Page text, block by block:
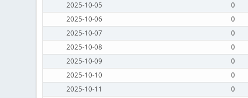
2025-10-05
0
2025-10-06
0
2025-10-07
0
2025-10-08
0
2025-10-09
0
2025-10-10
0
2025-10-11
0